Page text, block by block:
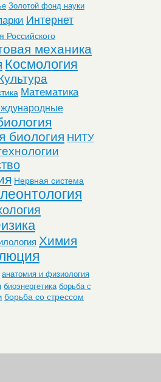
Золотой фонд науки
Интернет
Российского
механика
Космология
Математика
биология НИТУ
Нервная система
Химия
анатомия и физиология
биоэнергетика борьба с
борьба со стрессом